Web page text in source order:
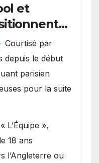
et
Courtisé par
depuis le début
parisien
pour la suite
L’Équipe »,
18 ans
l’Angleterre ou